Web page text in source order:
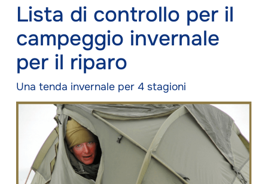
Lista di controllo per il
campeggio invernale
per il riparo
Una tenda invernale per 4 stagioni